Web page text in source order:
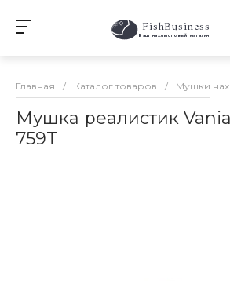
FishBusiness
Ваш нахлыстовый магазин
Главная / Каталог товаров / Мушки
Мушка реалистик
759T